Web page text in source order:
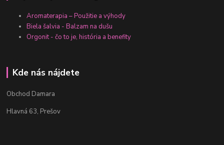
Aromaterapia – Použitie a výhody
Biela šalvia - Balzam na dušu
Orgonit - čo to je, história a benefity
Kde nás nájdete
Obchod Damara
Hlavná 63, Prešov